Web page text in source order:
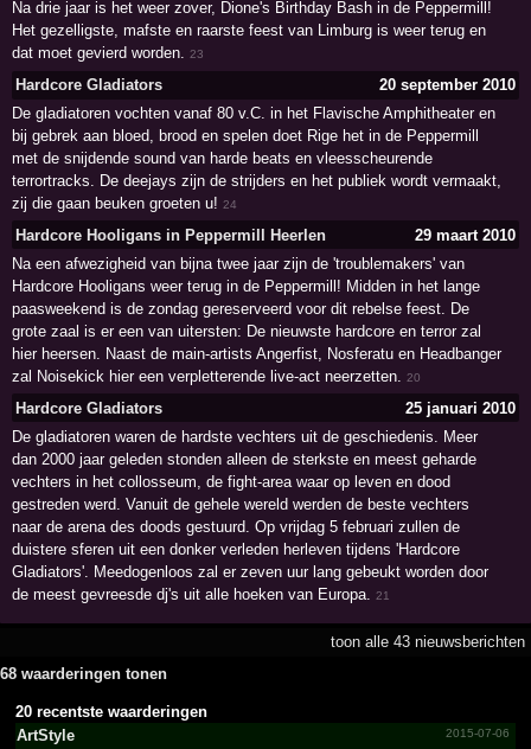
Na drie jaar is het weer zover, Dione's Birthday Bash in de Peppermill!
Het gezelligste, mafste en raarste feest van Limburg is weer terug en
dat moet gevierd worden.23
Hardcore Gladiators
20 september 2010
De gladiatoren vochten vanaf 80 v.C. in het Flavische Amphitheater en
bij gebrek aan bloed, brood en spelen doet Rige het in de Peppermill
met de snijdende sound van harde beats en vleesscheurende
terrortracks. De deejays zijn de strijders en het publiek wordt vermaakt,
zij die gaan beuken groeten u!24
Hardcore Hooligans in Peppermill Heerlen
29 maart 2010
Na een afwezigheid van bijna twee jaar zijn de 'troublemakers' van
Hardcore Hooligans weer terug in de Peppermill! Midden in het lange
paasweekend is de zondag gereserveerd voor dit rebelse feest. De
grote zaal is er een van uitersten: De nieuwste hardcore en terror zal
hier heersen. Naast de main-artists Angerfist, Nosferatu en Headbanger
zal Noisekick hier een verpletterende live-act neerzetten.20
Hardcore Gladiators
25 januari 2010
De gladiatoren waren de hardste vechters uit de geschiedenis. Meer
dan 2000 jaar geleden stonden alleen de sterkste en meest geharde
vechters in het collosseum, de fight-area waar op leven en dood
gestreden werd. Vanuit de gehele wereld werden de beste vechters
naar de arena des doods gestuurd. Op vrijdag 5 februari zullen de
duistere sferen uit een donker verleden herleven tijdens 'Hardcore
Gladiators'. Meedogenloos zal er zeven uur lang gebeukt worden door
de meest gevreesde dj's uit alle hoeken van Europa.21
toon alle 43 nieuwsberichten
68 waarderingen tonen
20 recentste waarderingen
ArtStyle
2015-07-06